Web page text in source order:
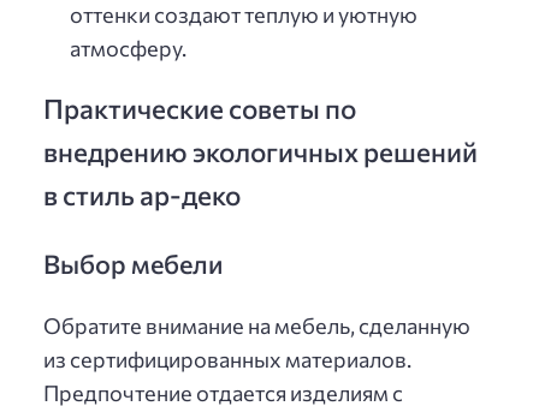
оттенки создают теплую и уютную
атмосферу.
Практические советы по
внедрению экологичных решений
в стиль ар-деко
Выбор мебели
Обратите внимание на мебель, сделанную
из сертифицированных материалов.
Предпочтение отдается изделиям с